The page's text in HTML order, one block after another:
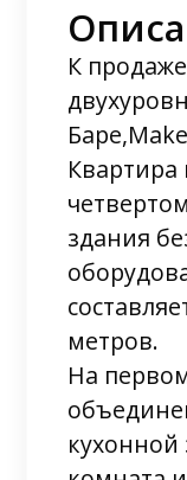
К
Квартира
здания
метров.
На
кухонной